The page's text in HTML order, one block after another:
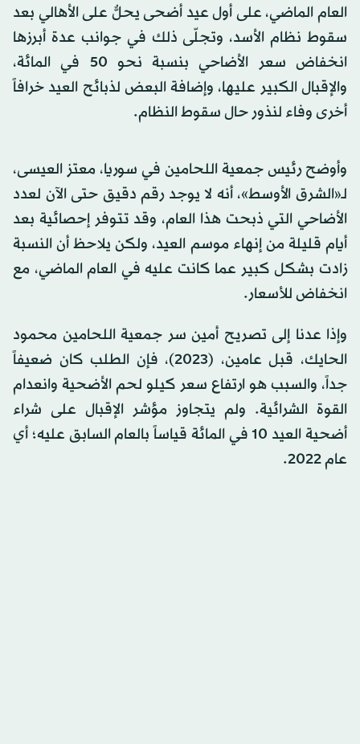
العام الماضي، على أول عيد أضحى يحلٌّ على الأهالي بعد
سقوط نظام الأسد، وتجلّى ذلك في جوانب عدة أبرزها
انخفاض سعر الأضاحي بنسبة نحو 50 في المائة،
والإقبال الكبير عليها، وإضافة البعض لذبائح العيد خرافاً
أخرى وفاء لنذور حال سقوط النظام.
وأوضح رئيس جمعية اللحامين في سوريا، معتز العيسى،
لـ«الشرق الأوسط»، أنه لا يوجد رقم دقيق حتى الآن لعدد
الأضاحي التي ذبحت هذا العام، وقد تتوفر إحصائية بعد
أيام قليلة من إنهاء موسم العيد، ولكن يلاحظ أن النسبة
زادت بشكل كبير عما كانت عليه في العام الماضي، مع
انخفاض للأسعار.
وإذا عدنا إلى تصريح أمين سر جمعية اللحامين محمود
الحايك، قبل عامين، (2023)، فإن الطلب كان ضعيفاً
جداً، والسبب هو ارتفاع سعر كيلو لحم الأضحية وانعدام
القوة الشرائية. ولم يتجاوز مؤشر الإقبال على شراء
أضحية العيد 10 في المائة قياساً بالعام السابق عليه؛ أي
عام 2022.